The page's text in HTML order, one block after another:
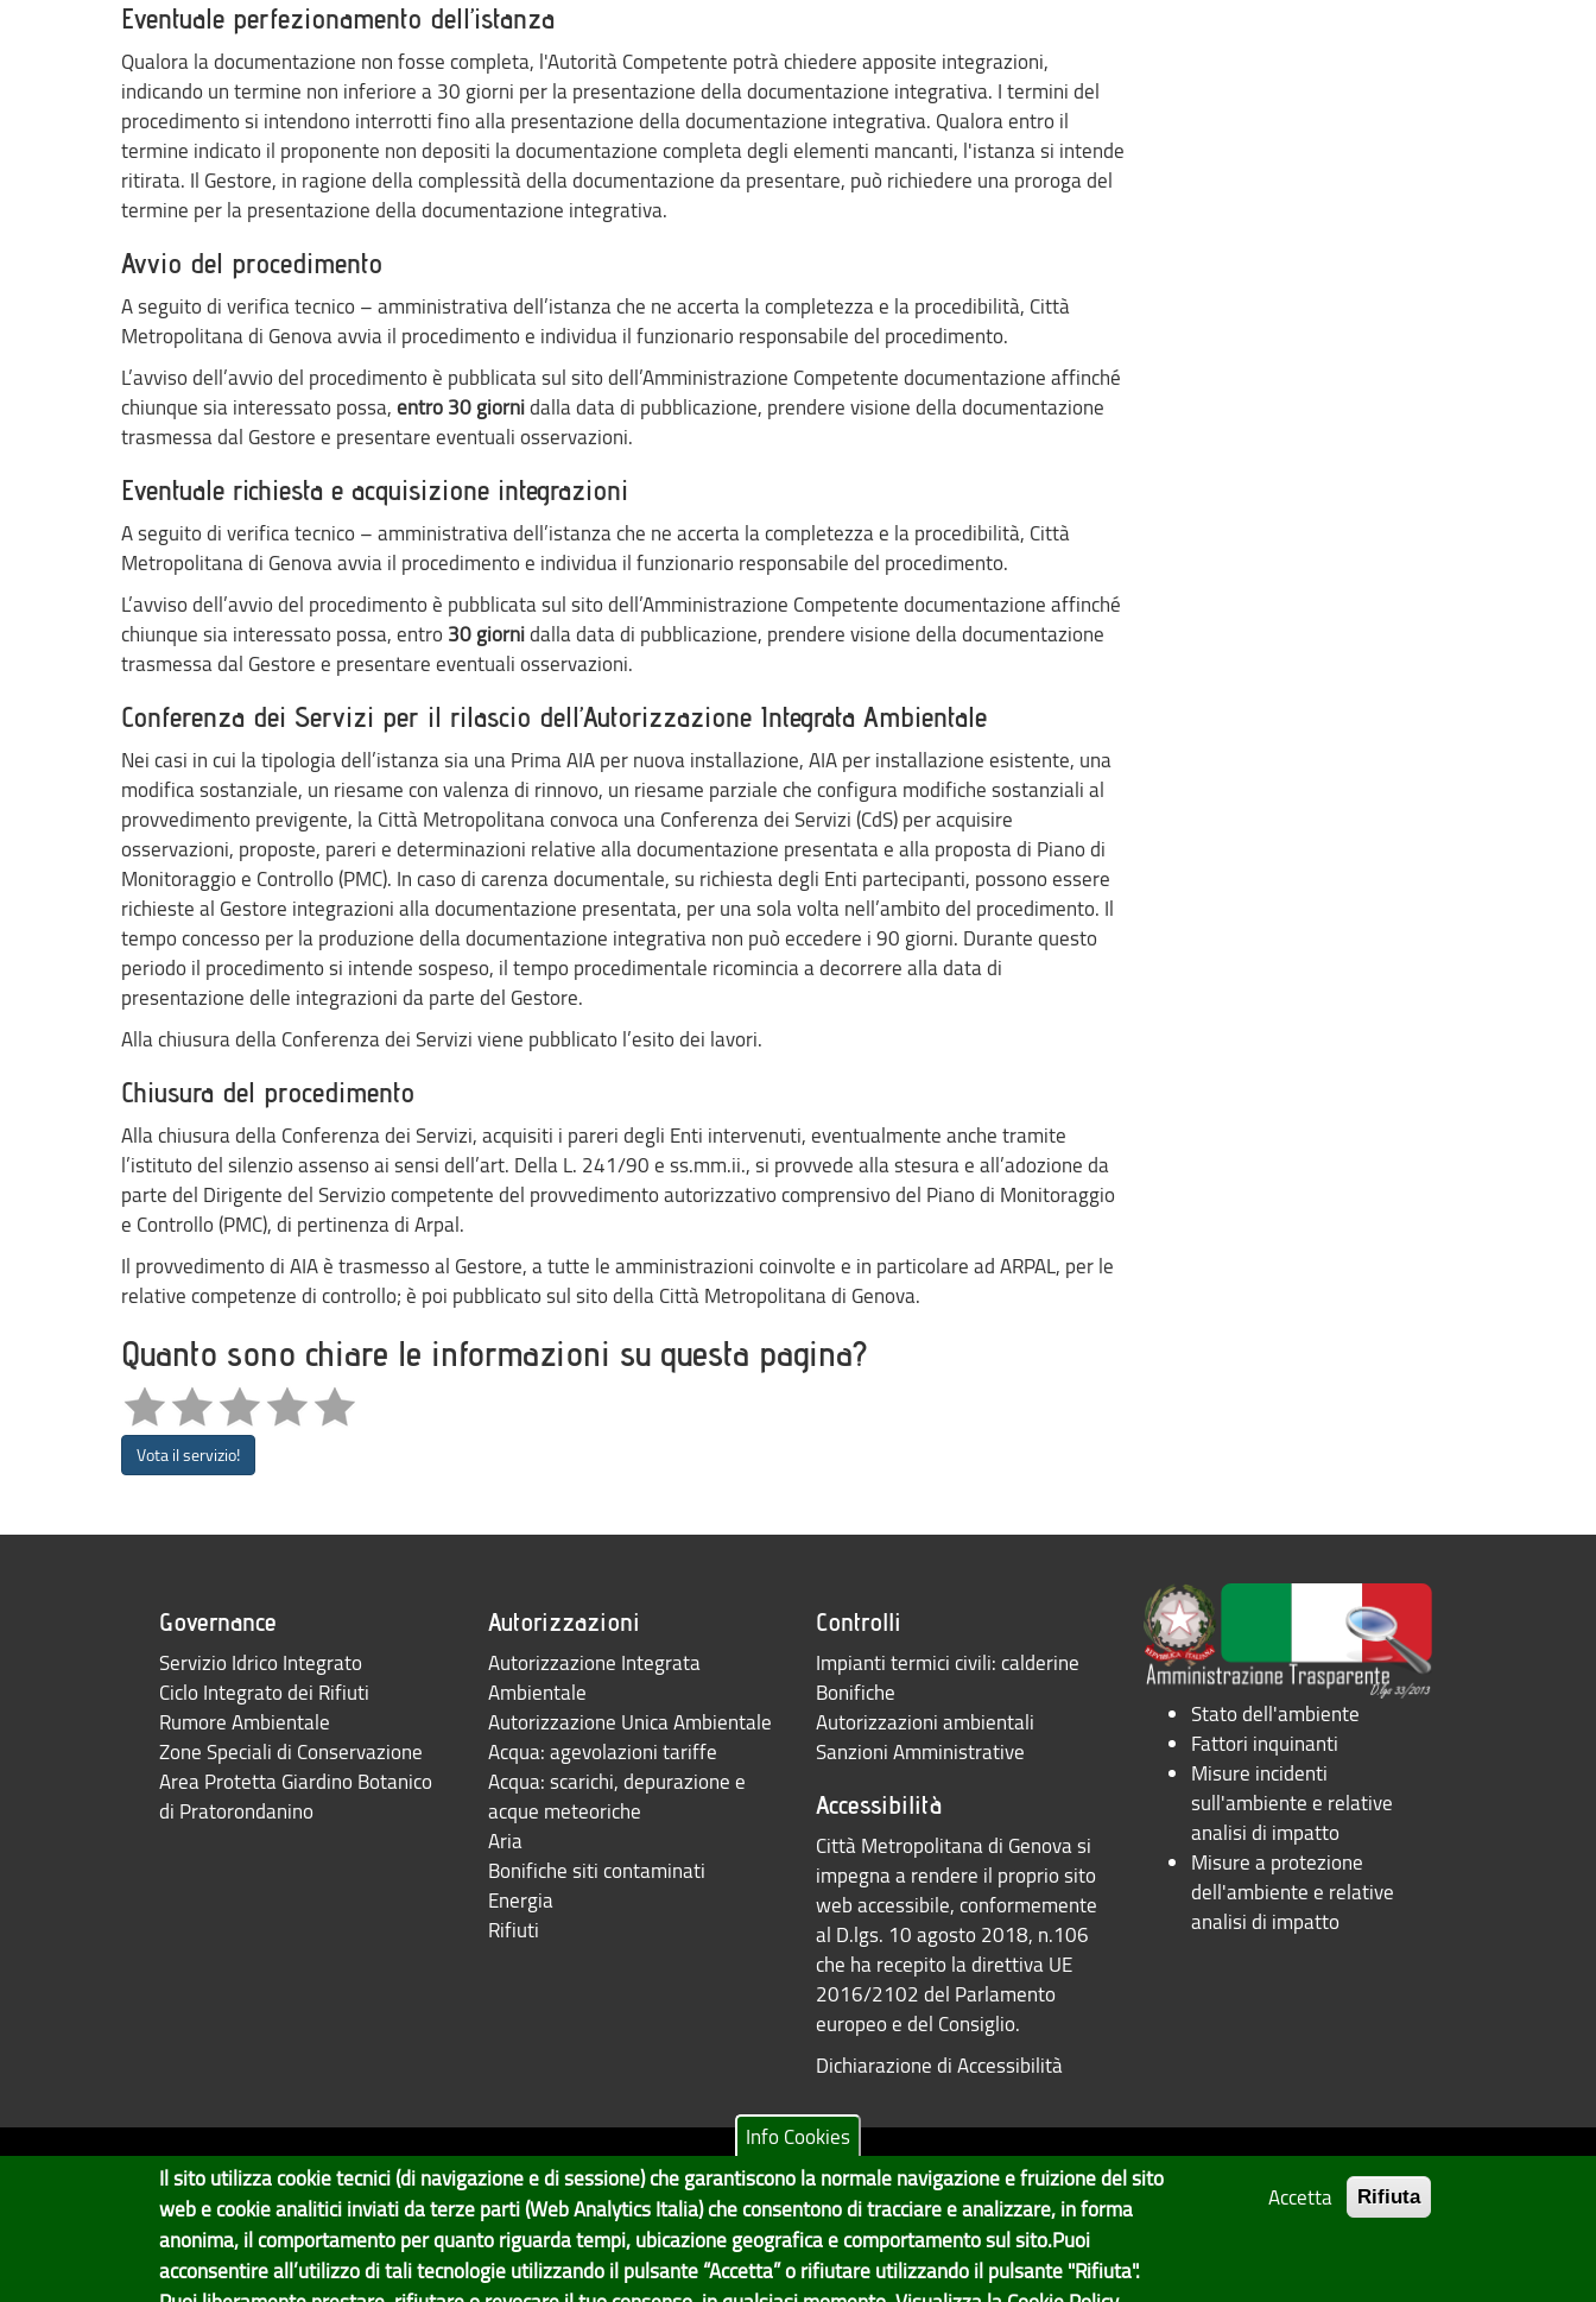
Eventuale perfezionamento dell’istanza
Qualora la documentazione non fosse completa, l'Autorità Competente potrà chiedere apposite integrazioni,
indicando un termine non inferiore a 30 giorni per la presentazione della documentazione integrativa. I termini del
procedimento si intendono interrotti fino alla presentazione della documentazione integrativa. Qualora entro il
termine indicato il proponente non depositi la documentazione completa degli elementi mancanti, l'istanza si intende
ritirata. Il Gestore, in ragione della complessità della documentazione da presentare, può richiedere una proroga del
termine per la presentazione della documentazione integrativa.
Avvio del procedimento
A seguito di verifica tecnico – amministrativa dell’istanza che ne accerta la completezza e la procedibilità, Città
Metropolitana di Genova avvia il procedimento e individua il funzionario responsabile del procedimento.
L’avviso dell’avvio del procedimento è pubblicata sul sito dell’Amministrazione Competente documentazione affinché
chiunque sia interessato possa, entro 30 giornidalla data di pubblicazione, prendere visione della documentazione
trasmessa dal Gestore e presentare eventuali osservazioni.
Eventuale richiesta e acquisizione integrazioni
A seguito di verifica tecnico – amministrativa dell’istanza che ne accerta la completezza e la procedibilità, Città
Metropolitana di Genova avvia il procedimento e individua il funzionario responsabile del procedimento.
L’avviso dell’avvio del procedimento è pubblicata sul sito dell’Amministrazione Competente documentazione affinché
chiunque sia interessato possa, entro 30 giornidalla data di pubblicazione, prendere visione della documentazione
trasmessa dal Gestore e presentare eventuali osservazioni.
Conferenza dei Servizi per il rilascio dell’Autorizzazione Integrata Ambientale
Nei casi in cui la tipologia dell’istanza sia una Prima AIA per nuova installazione, AIA per installazione esistente, una
modifica sostanziale, un riesame con valenza di rinnovo, un riesame parziale che configura modifiche sostanziali al
provvedimento previgente, la Città Metropolitana convoca una Conferenza dei Servizi (CdS) per acquisire
osservazioni, proposte, pareri e determinazioni relative alla documentazione presentata e alla proposta di Piano di
Monitoraggio e Controllo (PMC). In caso di carenza documentale, su richiesta degli Enti partecipanti, possono essere
richieste al Gestore integrazioni alla documentazione presentata, per una sola volta nell’ambito del procedimento. Il
tempo concesso per la produzione della documentazione integrativa non può eccedere i 90 giorni. Durante questo
periodo il procedimento si intende sospeso, il tempo procedimentale ricomincia a decorrere alla data di
presentazione delle integrazioni da parte del Gestore.
Alla chiusura della Conferenza dei Servizi viene pubblicato l’esito dei lavori.
Chiusura del procedimento
Alla chiusura della Conferenza dei Servizi, acquisiti i pareri degli Enti intervenuti, eventualmente anche tramite
l’istituto del silenzio assenso ai sensi dell’art. Della L. 241/90 e ss.mm.ii., si provvede alla stesura e all’adozione da
parte del Dirigente del Servizio competente del provvedimento autorizzativo comprensivo del Piano di Monitoraggio
e Controllo (PMC), di pertinenza di Arpal.
Il provvedimento di AIA è trasmesso al Gestore, a tutte le amministrazioni coinvolte e in particolare ad ARPAL, per le
relative competenze di controllo; è poi pubblicato sul sito della Città Metropolitana di Genova.
Quanto sono chiare le informazioni su questa pagina?
Vota il servizio!
Governance
Servizio Idrico Integrato
Ciclo Integrato dei Rifiuti
Rumore Ambientale
Zone Speciali di Conservazione
Area Protetta Giardino Botanico
di Pratorondanino
Autorizzazioni
Autorizzazione Integrata
Ambientale
Autorizzazione Unica Ambientale
Acqua: agevolazioni tariffe
Acqua: scarichi, depurazione e
acque meteoriche
Aria
Bonifiche siti contaminati
Energia
Rifiuti
Controlli
Impianti termici civili: calderine
Bonifiche
Autorizzazioni ambientali
Sanzioni Amministrative
Accessibilità
Città Metropolitana di Genova si
impegna a rendere il proprio sito
web accessibile, conformemente
al D.lgs. 10 agosto 2018, n.106
che ha recepito la direttiva UE
2016/2102 del Parlamento
europeo e del Consiglio.
Dichiarazione di Accessibilità
Stato dell'ambiente
Fattori inquinanti
Misure incidenti
sull'ambiente e relative
analisi di impatto
Misure a protezione
dell'ambiente e relative
analisi di impatto
Copyright © 2017 Città metropolitana di Genova | CF: 80007350103
Il Portale è gestito dal Servizio Sistemi Informativi e Sviluppo Economico, GenovaMetropoli
Tecnologie e Accessibilità Privacy Note Legali
Contatti per il sito Web Statistiche
Info Cookies
Il sito utilizza cookie tecnici (di navigazione e di sessione) che garantiscono la normale navigazione e fruizione del sito
web e cookie analitici inviati da terze parti (Web Analytics Italia) che consentono di tracciare e analizzare, in forma
anonima, il comportamento per quanto riguarda tempi, ubicazione geografica e comportamento sul sito.Puoi
acconsentire all’utilizzo di tali tecnologie utilizzando il pulsante “Accetta” o rifiutare utilizzando il pulsante "Rifiuta".
Accetta Rifiuta